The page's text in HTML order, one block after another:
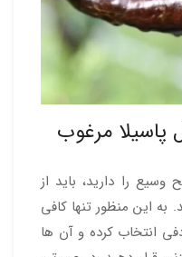
مرغوب
را دارید، باید از
به این منظور تنها کافی
تصادفی انتخاب کرده و آن ها